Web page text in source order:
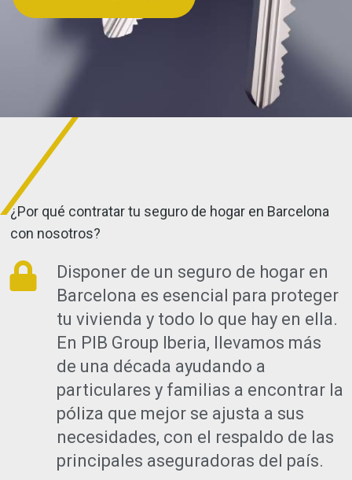
¿Por qué contratar tu seguro de hogar en Barcelona
con nosotros?
Disponer de un seguro de hogar en
Barcelona es esencial para proteger
tu vivienda y todo lo que hay en ella.
En PIB Group Iberia, llevamos más
de una década ayudando a
particulares y familias a encontrar la
póliza que mejor se ajusta a sus
necesidades, con el respaldo de las
principales aseguradoras del país.